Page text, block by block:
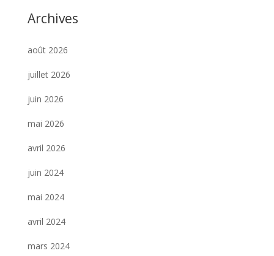
Archives
août 2026
juillet 2026
juin 2026
mai 2026
avril 2026
juin 2024
mai 2024
avril 2024
mars 2024